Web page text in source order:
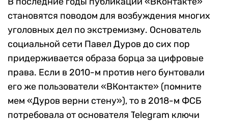
становятся поводом для возбуждения многих
уголовных дел по экстремизму. Основатель
социальной сети Павел Дуров до сих пор
придерживается образа борца за цифровые
права. Если в 2010-м против него бунтовали
его же пользователи «ВКонтакте» (помните
мем «Дуров верни стену»), то в 2018-м ФСБ
потребовала от основателя Telegram ключи